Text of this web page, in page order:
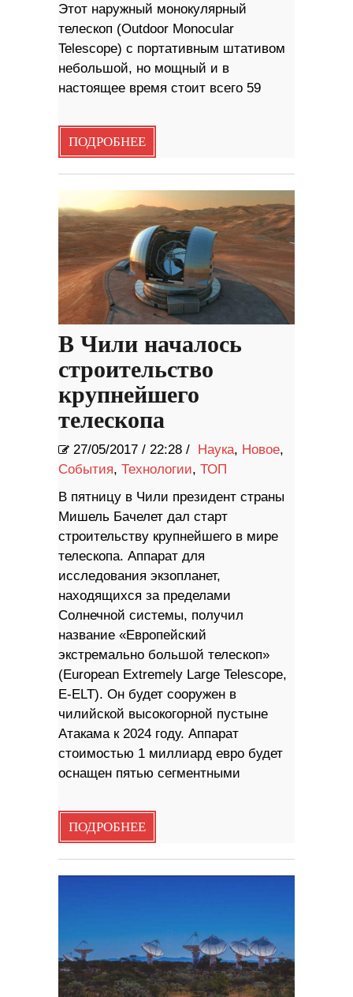
Этот наружный монокулярный
телескоп (Outdoor Monocular
Telescope) с портативным штативом
небольшой, но мощный и в
настоящее время стоит всего 59
ПОДРОБНЕЕ
В Чили началось
строительство
крупнейшего
телескопа
27/05/2017 / 22:28 / Наука, Новое,
События, Технологии, ТОП
В пятницу в Чили президент страны
Мишель Бачелет дал старт
строительству крупнейшего в мире
телескопа. Аппарат для
исследования экзопланет,
находящихся за пределами
Солнечной системы, получил
название «Европейский
экстремально большой телескоп»
(European Extremely Large Telescope,
E-ELT). Он будет сооружен в
чилийской высокогорной пустыне
Атакама к 2024 году. Аппарат
стоимостью 1 миллиард евро будет
оснащен пятью сегментными
ПОДРОБНЕЕ